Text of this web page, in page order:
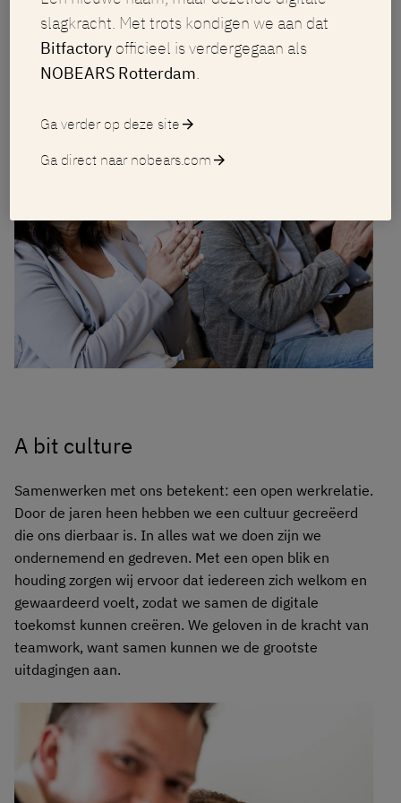
A bit culture
Samenwerken met ons betekent: een open werkrelatie.
Door de jaren heen hebben we een cultuur gecreëerd
die ons dierbaar is. In alles wat we doen zijn we
ondernemend en gedreven. Met een open blik en
houding zorgen wij ervoor dat iedereen zich welkom en
gewaardeerd voelt, zodat we samen de digitale
toekomst kunnen creëren. We geloven in de kracht van
teamwork, want samen kunnen we de grootste
uitdagingen aan.
slagkracht. Met trots kondigen we aan dat
Bitfactory officieel is verdergegaan als
NOBEARS Rotterdam.
Ga verder op deze site arrow_forward
Ga direct naar nobears.com arrow_forward